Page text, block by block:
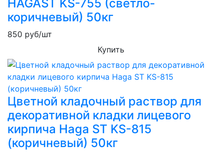
HAGAST KS-755 (светло-
коричневый) 50кг
850 руб/шт
Купить
Цветной кладочный раствор для
декоративной кладки лицевого
кирпича Haga ST KS-815
(коричневый) 50кг